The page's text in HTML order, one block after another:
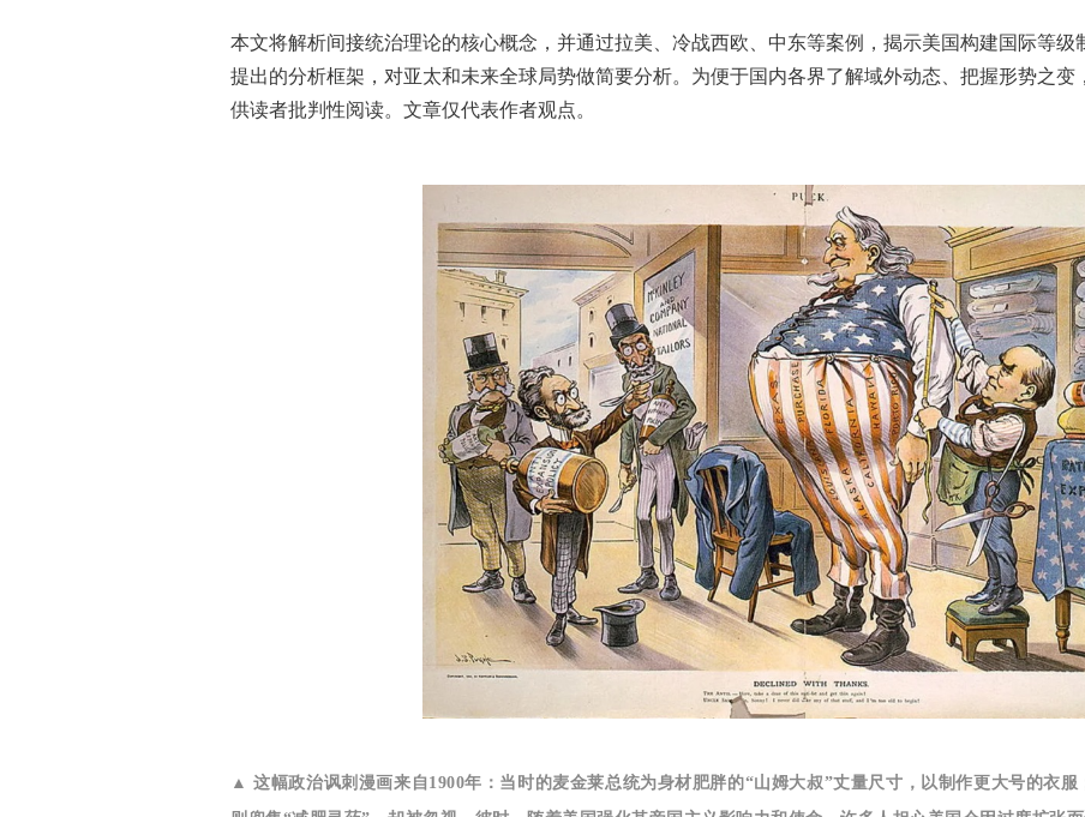
本文将解析间接统治理论的核心概念，并通过拉美、冷战西欧、中东等案例，揭示美国构建国际等级
提出的分析框架，对亚太和未来全球局势做简要分析。为便于国内各界了解域外动态、把握形势之变
供读者批判性阅读。文章仅代表作者观点。
▲这幅政治讽刺漫画来自1900年：当时的麦金莱总统为身材肥胖的“山姆大叔”丈量尺寸，以制作更大号的衣